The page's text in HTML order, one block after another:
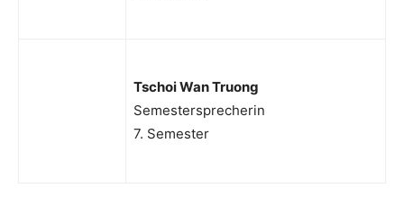
Tschoi Wan Truong
Semestersprecherin
7. Semester